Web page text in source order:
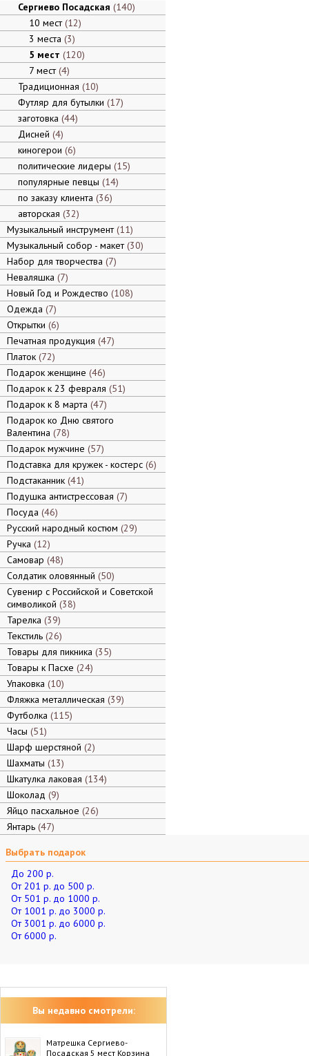
Сергиево Посадская 140
10 мест 12
3 места 3
5 мест 120
7 мест 4
Традиционная 10
Футляр для бутылки 17
заготовка 44
Дисней 4
киногерои 6
политические лидеры 15
популярные певцы 14
по заказу клиента 36
авторская 32
Музыкальный инструмент 11
Музыкальный собор - макет 30
Набор для творчества 7
Неваляшка 7
Новый Год и Рождество 108
Одежда 7
Открытки 6
Печатная продукция 47
Платок 72
Подарок женщине 46
Подарок к 23 февраля 51
Подарок к 8 марта 47
Подарок ко Дню святого
Валентина 78
Подарок мужчине 57
Подставка для кружек - костерс 6
Подстаканник 41
Подушка антистрессовая 7
Посуда 46
Русский народный костюм 29
Ручка 12
Самовар 48
Солдатик оловянный 50
Сувенир с Российской и Советской
символикой 38
Тарелка 39
Текстиль 26
Товары для пикника 35
Товары к Пасхе 24
Упаковка 10
Фляжка металлическая 39
Футболка 115
Часы 51
Шарф шерстяной 2
Шахматы 13
Шкатулка лаковая 134
Шоколад 9
Яйцо пасхальное 26
Янтарь 47
Выбрать подарок
До 200 р.
От 201 р. до 500 р.
От 501 р. до 1000 р.
От 1001 р. до 3000 р.
От 3001 р. до 6000 р.
От 6000 р.
Вы недавно смотрели:
Матрешка Сергиево-
Посадская 5 мест Корзина